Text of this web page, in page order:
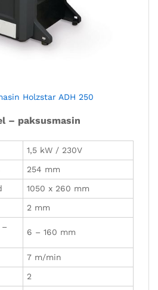
Holzstar ADH 250
– paksusmasin
1,5 kW / 230V
254 mm
1050 x 260 mm
2 mm
–
6 – 160 mm
7 m/min
2